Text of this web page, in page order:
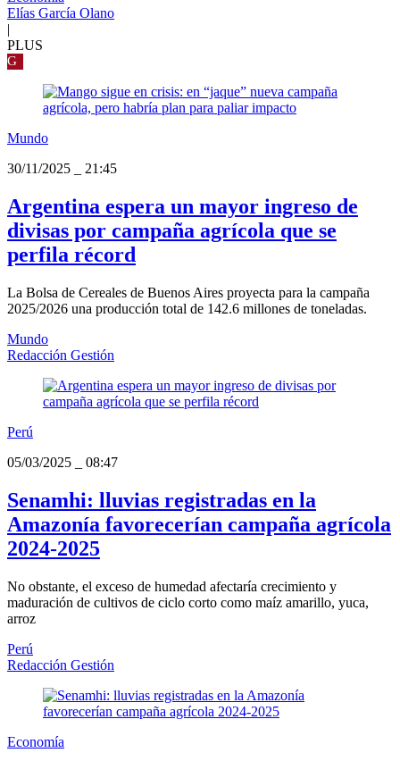
Elías García Olano
|
PLUS
G
Mundo
30/11/2025
21:45
Argentina espera un mayor ingreso de
divisas por campaña agrícola que se
perfila récord
La Bolsa de Cereales de Buenos Aires proyecta para la campaña
2025/2026 una producción total de 142.6 millones de toneladas.
Mundo
Redacción Gestión
Perú
05/03/2025
08:47
Senamhi: lluvias registradas en la
Amazonía favorecerían campaña agrícola
2024-2025
No obstante, el exceso de humedad afectaría crecimiento y
maduración de cultivos de ciclo corto como maíz amarillo, yuca,
arroz
Perú
Redacción Gestión
Economía